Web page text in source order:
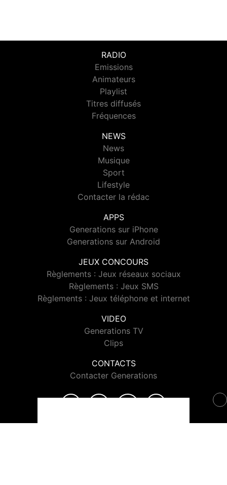
RADIO
Emissions
Animateurs
Playlist
Titres diffusés
Fréquences
NEWS
News
Musique
Sport
Lifestyle
Contacter la rédac
APPS
Generations sur iPhone
Generations sur Android
JEUX CONCOURS
Règlements : Jeux réseaux sociaux
Règlements : Jeux SMS
Règlements : Jeux téléphone et internet
VIDEO
Generations TV
Clips
CONTACTS
Contacter Generations